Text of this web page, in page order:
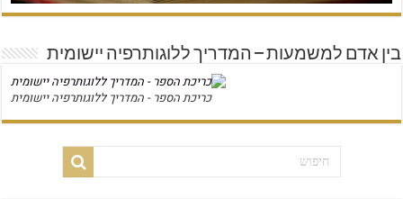
בין אדם למשמעות – המדריך ללוגותרפיה יישומית
כריכת הספר - המדריך ללוגותרפיה יישומית